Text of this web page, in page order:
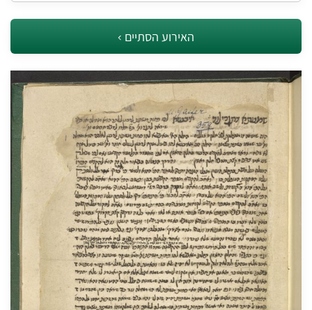
האירוע הסתיים